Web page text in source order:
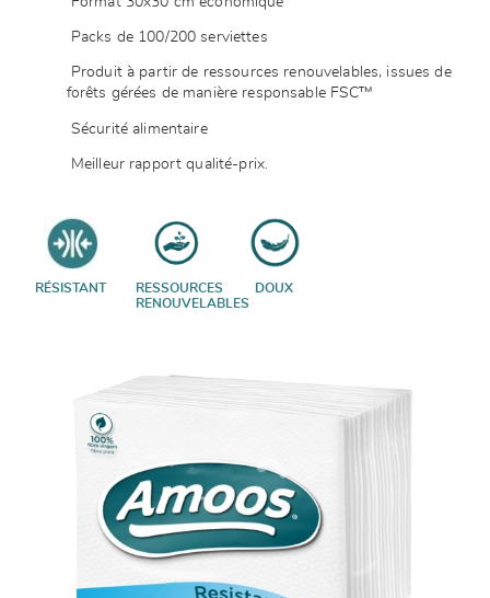
Packs de 100/200 serviettes
Produit à partir de ressources renouvelables, issues de
forêts gérées de manière responsable FSC™
Sécurité alimentaire
Meilleur rapport qualité-prix.
RÉSISTANT
RESSOURCES
RENOUVELABLES
DOUX